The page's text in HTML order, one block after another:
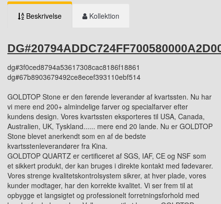
Beskrivelse Kollektion
dg#3f0ced8794a53617308cac8186f18861
dg#67b8903679492ce8ecef393110ebf514
GOLDTOP Stone er den førende leverandør af kvartssten. Nu har
vi mere end 200+ almindelige farver og specialfarver efter
kundens design. Vores kvartssten eksporteres til USA, Canada,
Australien, UK, Tyskland...... mere end 20 lande. Nu er GOLDTOP
Stone blevet anerkendt som en af de bedste
kvartsstenleverandører fra Kina.
GOLDTOP QUARTZ er certificeret af SGS, IAF, CE og NSF som
et sikkert produkt, der kan bruges i direkte kontakt med fødevarer.
Vores strenge kvalitetskontrolsystem sikrer, at hver plade, vores
kunder modtager, har den korrekte kvalitet. Vi ser frem til at
opbygge et langsigtet og professionelt forretningsforhold med